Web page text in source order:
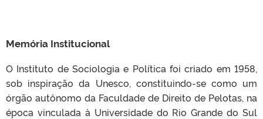
Memória Institucional
O Instituto de Sociologia e Política foi criado em 1958,
sob inspiração da Unesco, constituindo-se como um
órgão autônomo da Faculdade de Direito de Pelotas, na
época vinculada à Universidade do Rio Grande do Sul